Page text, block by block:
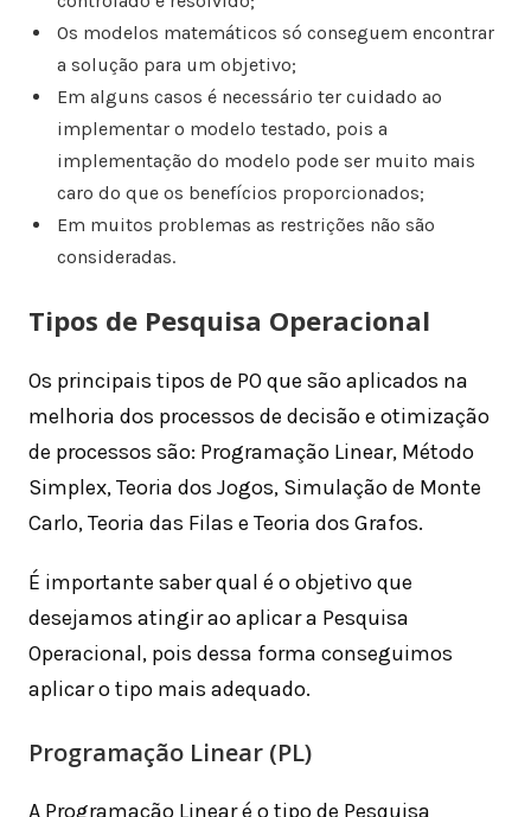
Os modelos matemáticos só conseguem encontrar
a solução para um objetivo;
Em alguns casos é necessário ter cuidado ao
implementar o modelo testado, pois a
implementação do modelo pode ser muito mais
caro do que os benefícios proporcionados;
Em muitos problemas as restrições não são
consideradas.
Tipos de Pesquisa Operacional
Os principais tipos de PO que são aplicados na
melhoria dos processos de decisão e otimização
de processos são: Programação Linear, Método
Simplex, Teoria dos Jogos, Simulação de Monte
Carlo, Teoria das Filas e Teoria dos Grafos.
É importante saber qual é o objetivo que
desejamos atingir ao aplicar a Pesquisa
Operacional, pois dessa forma conseguimos
aplicar o tipo mais adequado.
Programação Linear (PL)
A Programação Linear é o tipo de Pesquisa